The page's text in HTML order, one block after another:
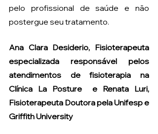
pelo profissional de saúde e não
postergue seu tratamento.
Ana Clara Desiderio, Fisioterapeuta
especializada responsável pelos
atendimentos de fisioterapia na
Clínica La Posture  e Renata Luri,
Fisioterapeuta Doutora pela Unifesp e
Griffith University